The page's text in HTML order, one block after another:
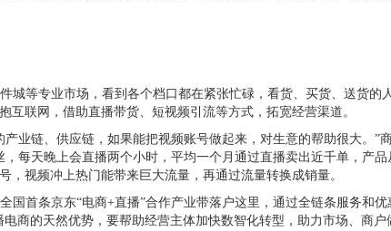
等专业市场，看到各个档口都在紧张忙碌，看货、买货、送货的
联网，借助直播带货、短视频引流等方式，拓宽经营渠道。
链、供应链，如果能把视频账号做起来，对生意的帮助很大。”
，每天晚上会直播两个小时，平均一个月通过直播卖出近千单，产品
视频冲上热门能带来巨大流量，再通过流量转换成销量。
国首条京东“电商+直播”合作产业带落户这里，通过全链条服务和优
商的天然优势，要帮助经营主体加快数智化转型，助力市场、商户